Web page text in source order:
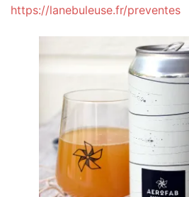
https://lanebuleuse.fr/preventes